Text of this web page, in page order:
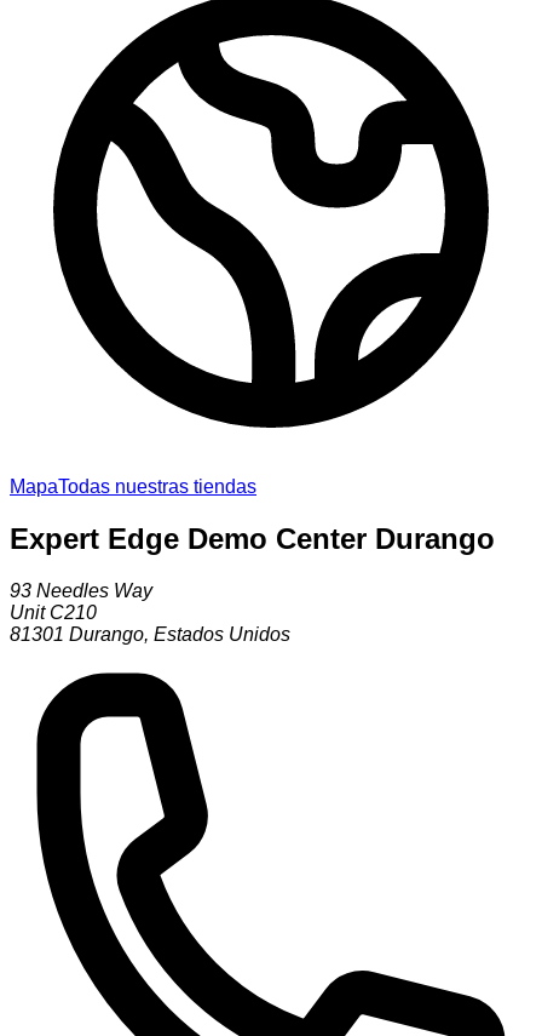
MapaTodas nuestras tiendas
Expert Edge Demo Center Durango
93 Needles Way
Unit C210
81301 Durango, Estados Unidos